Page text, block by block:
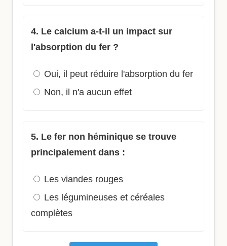
4. Le calcium a-t-il un impact sur
l'absorption du fer ?
Oui, il peut réduire l'absorption du fer
Non, il n'a aucun effet
5. Le fer non héminique se trouve
principalement dans :
Les viandes rouges
Les légumineuses et céréales
complètes